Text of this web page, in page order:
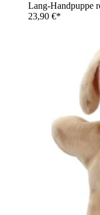
Lang-Handpuppe
23,90 €*